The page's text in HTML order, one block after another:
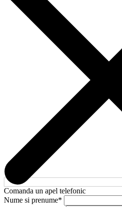
Comanda un apel telefonic
Nume si prenume*